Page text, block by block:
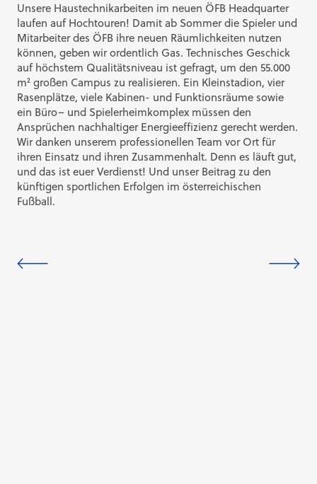
Unsere Haustechnikarbeiten im neuen ÖFB Headquarter
laufen auf Hochtouren! Damit ab Sommer die Spieler und
Mitarbeiter des ÖFB ihre neuen Räumlichkeiten nutzen
können, geben wir ordentlich Gas. Technisches Geschick
auf höchstem Qualitätsniveau ist gefragt, um den 55.000
m² großen Campus zu realisieren. Ein Kleinstadion, vier
Rasenplätze, viele Kabinen- und Funktionsräume sowie
ein Büro– und Spielerheimkomplex müssen den
Ansprüchen nachhaltiger Energieeffizienz gerecht werden.
Wir danken unserem professionellen Team vor Ort für
ihren Einsatz und ihren Zusammenhalt. Denn es läuft gut,
und das ist euer Verdienst! Und unser Beitrag zu den
künftigen sportlichen Erfolgen im österreichischen
Fußball.